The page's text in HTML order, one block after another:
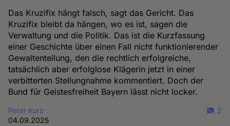
Das Kruzifix hängt falsch, sagt das Gericht. Das
Kruzifix bleibt da hängen, wo es ist, sagen die
Verwaltung und die Politik. Das ist die Kurzfassung
einer Geschichte über einen Fall nicht funktionierender
Gewaltenteilung, den die rechtlich erfolgreiche,
tatsächlich aber erfolglose Klägerin jetzt in einer
verbitterten Stellungnahme kommentiert. Doch der
Bund für Geistesfreiheit Bayern lässt nicht locker.
Peter Kurz
04.09.2025
2